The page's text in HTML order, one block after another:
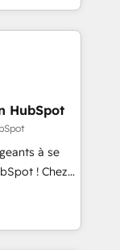
we
and minimize
to
in
and
a
ROI and
HubSpot
à se
! Chez
que la
web,
! C'est